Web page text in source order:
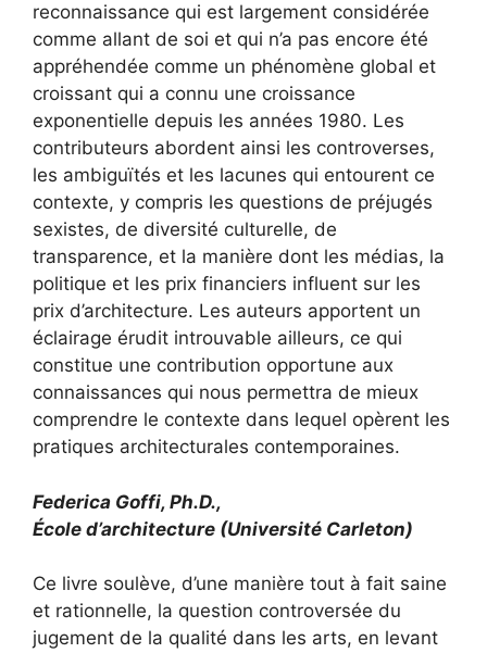
reconnaissance qui est largement considérée
comme allant de soi et qui n’a pas encore été
appréhendée comme un phénomène global et
croissant qui a connu une croissance
exponentielle depuis les années 1980. Les
contributeurs abordent ainsi les controverses,
les ambiguïtés et les lacunes qui entourent ce
contexte, y compris les questions de préjugés
sexistes, de diversité culturelle, de
transparence, et la manière dont les médias, la
politique et les prix financiers influent sur les
prix d’architecture. Les auteurs apportent un
éclairage érudit introuvable ailleurs, ce qui
constitue une contribution opportune aux
connaissances qui nous permettra de mieux
comprendre le contexte dans lequel opèrent les
pratiques architecturales contemporaines.
Federica Goffi, Ph.D.,
École d’architecture (Université Carleton)
Ce livre soulève, d’une manière tout à fait saine
et rationnelle, la question controversée du
jugement de la qualité dans les arts, en levant